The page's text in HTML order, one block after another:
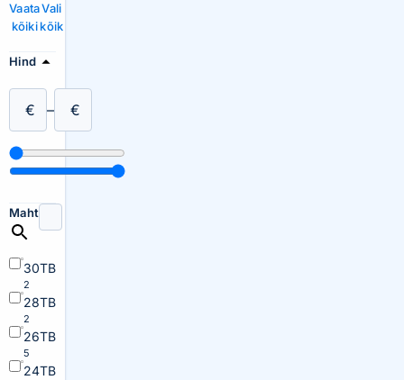
Vaata
kõiki
Vali
kõik
Hind
€ – €
Maht
30TB
2
28TB
2
26TB
5
24TB